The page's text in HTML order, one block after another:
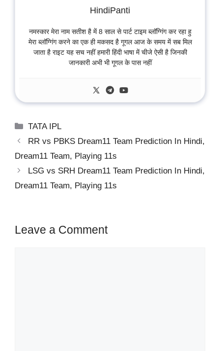
HindiPanti
नमस्कार मेरा नाम सतीश है में 8 साल से पार्ट टाइम ब्लॉग्गिंग कर रहा हु
मेरा ब्लॉग्गिंग करने का एक ही मकसद है गूगल आज के समय में सब मिल
जाता है राइट यह सच नहीं हमारी हिंदी भाषा में चीजे ऐसी है जिनकी
जानकारी अभी भी गूगल के पास नहीं
Categories
TATA IPL
RR vs PBKS Dream11 Team Prediction In Hindi,
Dream11 Team, Playing 11s
LSG vs SRH Dream11 Team Prediction In Hindi,
Dream11 Team, Playing 11s
Leave a Comment